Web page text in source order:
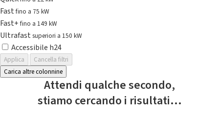
Fastfino a 75 kW
Fast+fino a 149 kW
Ultrafast superiori a 150 kW
Accessibile h24
Applica
Cancella filtri
Carica altre colonnine
Attendi qualche secondo,
stiamo cercando i risultati...